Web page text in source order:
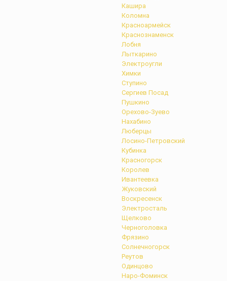
Кашира
Коломна
Красноармейск
Краснознаменск
Лобня
Лыткарино
Электроугли
Химки
Ступино
Сергиев Посад
Пушкино
Орехово-Зуево
Нахабино
Люберцы
Лосино-Петровский
Кубинка
Красногорск
Королев
Ивантеевка
Жуковский
Воскресенск
Электросталь
Щелково
Черноголовка
Фрязино
Солнечногорск
Реутов
Одинцово
Наро-Фоминск